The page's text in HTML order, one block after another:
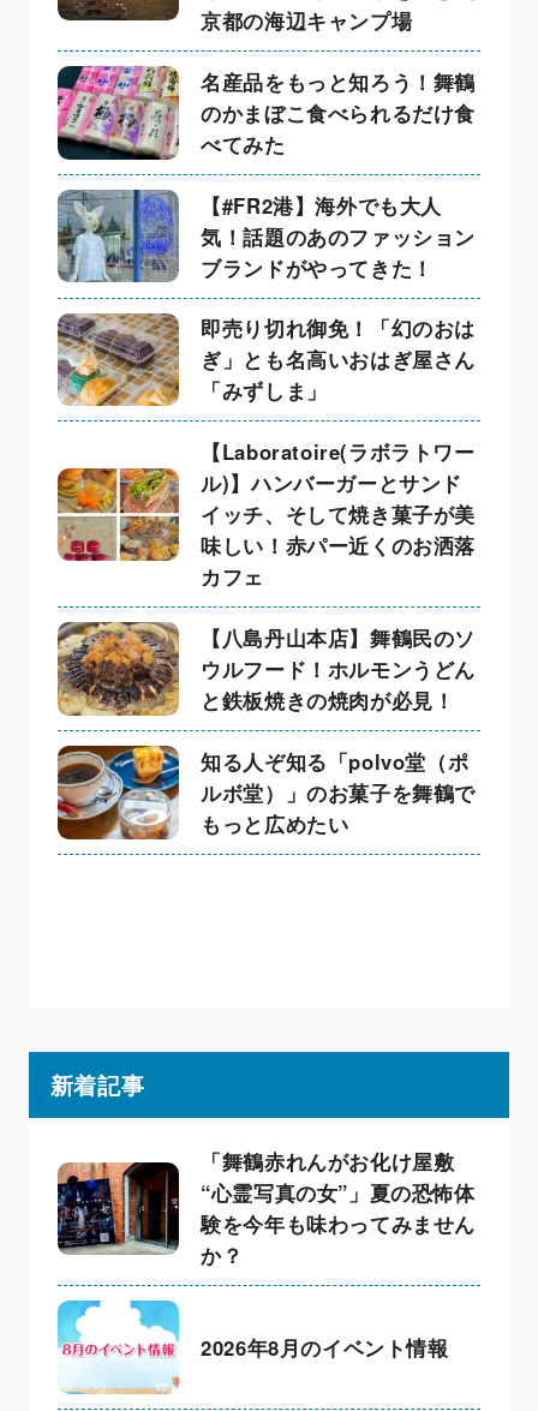
京都の海辺キャンプ場
名産品をもっと知ろう！舞鶴
のかまぼこ食べられるだけ食
べてみた
【#FR2港】海外でも大人
気！話題のあのファッション
ブランドがやってきた！
即売り切れ御免！「幻のおは
ぎ」とも名高いおはぎ屋さん
「みずしま」
【Laboratoire(ラボラトワー
ル)】ハンバーガーとサンド
イッチ、そして焼き菓子が美
味しい！赤パー近くのお洒落
カフェ
【八島丹山本店】舞鶴民のソ
ウルフード！ホルモンうどん
と鉄板焼きの焼肉が必見！
知る人ぞ知る「polvo堂（ポ
ルボ堂）」のお菓子を舞鶴で
もっと広めたい
新着記事
「舞鶴赤れんがお化け屋敷
“心霊写真の女”」夏の恐怖体
験を今年も味わってみません
か？
2026年8月のイベント情報